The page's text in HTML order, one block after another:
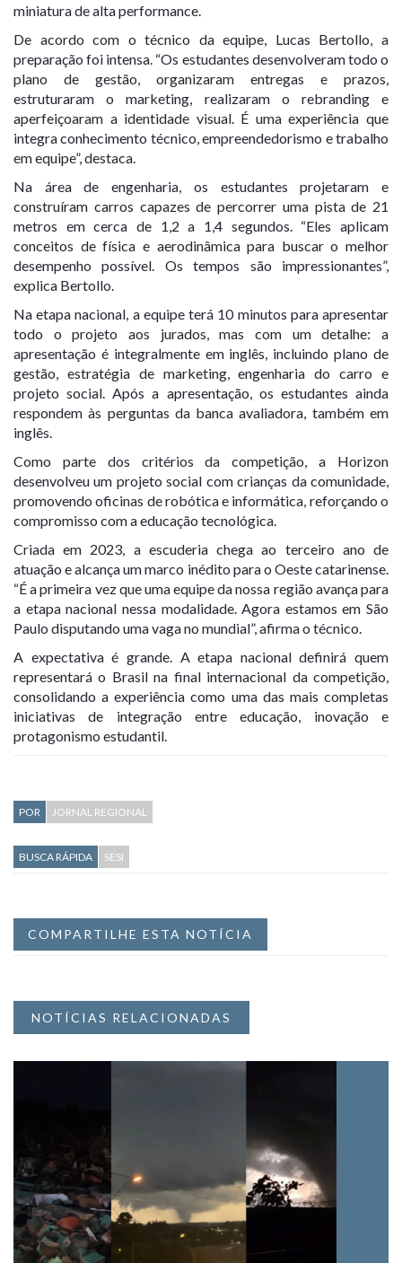
miniatura de alta performance.
De acordo com o técnico da equipe, Lucas Bertollo, a
preparação foi intensa. “Os estudantes desenvolveram todo o
plano de gestão, organizaram entregas e prazos,
estruturaram o marketing, realizaram o rebranding e
aperfeiçoaram a identidade visual. É uma experiência que
integra conhecimento técnico, empreendedorismo e trabalho
em equipe”, destaca.
Na área de engenharia, os estudantes projetaram e
construíram carros capazes de percorrer uma pista de 21
metros em cerca de 1,2 a 1,4 segundos. “Eles aplicam
conceitos de física e aerodinâmica para buscar o melhor
desempenho possível. Os tempos são impressionantes”,
explica Bertollo.
Na etapa nacional, a equipe terá 10 minutos para apresentar
todo o projeto aos jurados, mas com um detalhe: a
apresentação é integralmente em inglês, incluindo plano de
gestão, estratégia de marketing, engenharia do carro e
projeto social. Após a apresentação, os estudantes ainda
respondem às perguntas da banca avaliadora, também em
inglês.
Como parte dos critérios da competição, a Horizon
desenvolveu um projeto social com crianças da comunidade,
promovendo oficinas de robótica e informática, reforçando o
compromisso com a educação tecnológica.
Criada em 2023, a escuderia chega ao terceiro ano de
atuação e alcança um marco inédito para o Oeste catarinense.
“É a primeira vez que uma equipe da nossa região avança para
a etapa nacional nessa modalidade. Agora estamos em São
Paulo disputando uma vaga no mundial”, afirma o técnico.
A expectativa é grande. A etapa nacional definirá quem
representará o Brasil na final internacional da competição,
consolidando a experiência como uma das mais completas
iniciativas de integração entre educação, inovação e
protagonismo estudantil.
POR JORNAL REGIONAL
BUSCA RÁPIDA SESI
COMPARTILHE ESTA NOTÍCIA
NOTÍCIAS RELACIONADAS